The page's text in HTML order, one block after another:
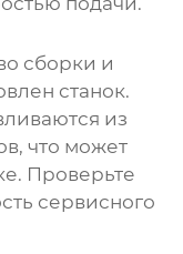
сборки и
станок.
из
что может
Проверьте
сервисного